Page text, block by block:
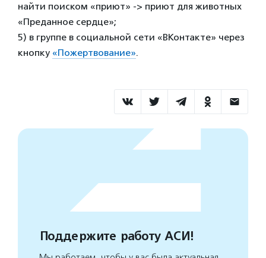
найти поиском «приют» -> приют для животных
«Преданное сердце»;
5) в группе в социальной сети «ВКонтакте» через
кнопку «Пожертвование».
Поддержите работу АСИ!